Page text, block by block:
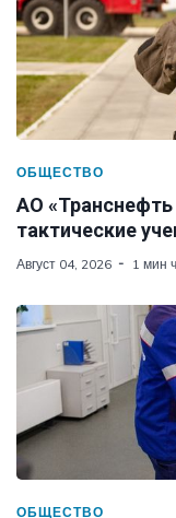
ОБЩЕСТВО
АО
тактические
Август 04, 2026 1 мин
ОБЩЕСТВО